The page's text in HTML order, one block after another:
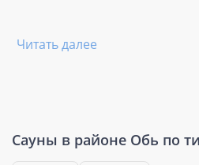
Читать далее
Сауны в районе Обь по